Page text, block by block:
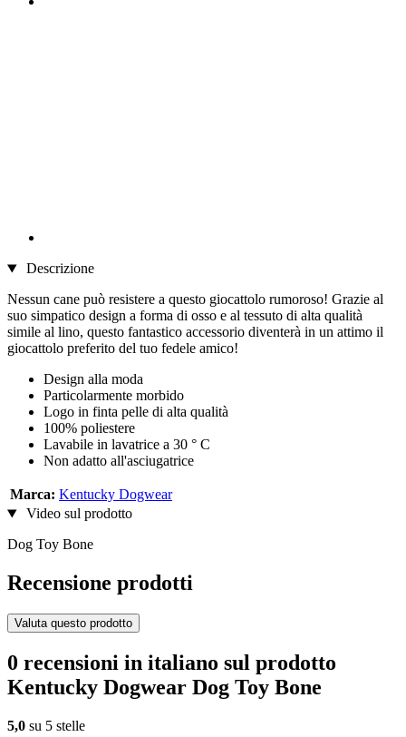
Descrizione
Nessun cane può resistere a questo giocattolo rumoroso! Grazie al
suo simpatico design a forma di osso e al tessuto di alta qualità
simile al lino, questo fantastico accessorio diventerà in un attimo il
giocattolo preferito del tuo fedele amico!
Design alla moda
Particolarmente morbido
Logo in finta pelle di alta qualità
100% poliestere
Lavabile in lavatrice a 30 ° C
Non adatto all'asciugatrice
Marca: Kentucky Dogwear
Video sul prodotto
Dog Toy Bone
Recensione prodotti
Valuta questo prodotto
0 recensioni in italiano sul prodotto
Kentucky Dogwear Dog Toy Bone
5,0 su 5 stelle